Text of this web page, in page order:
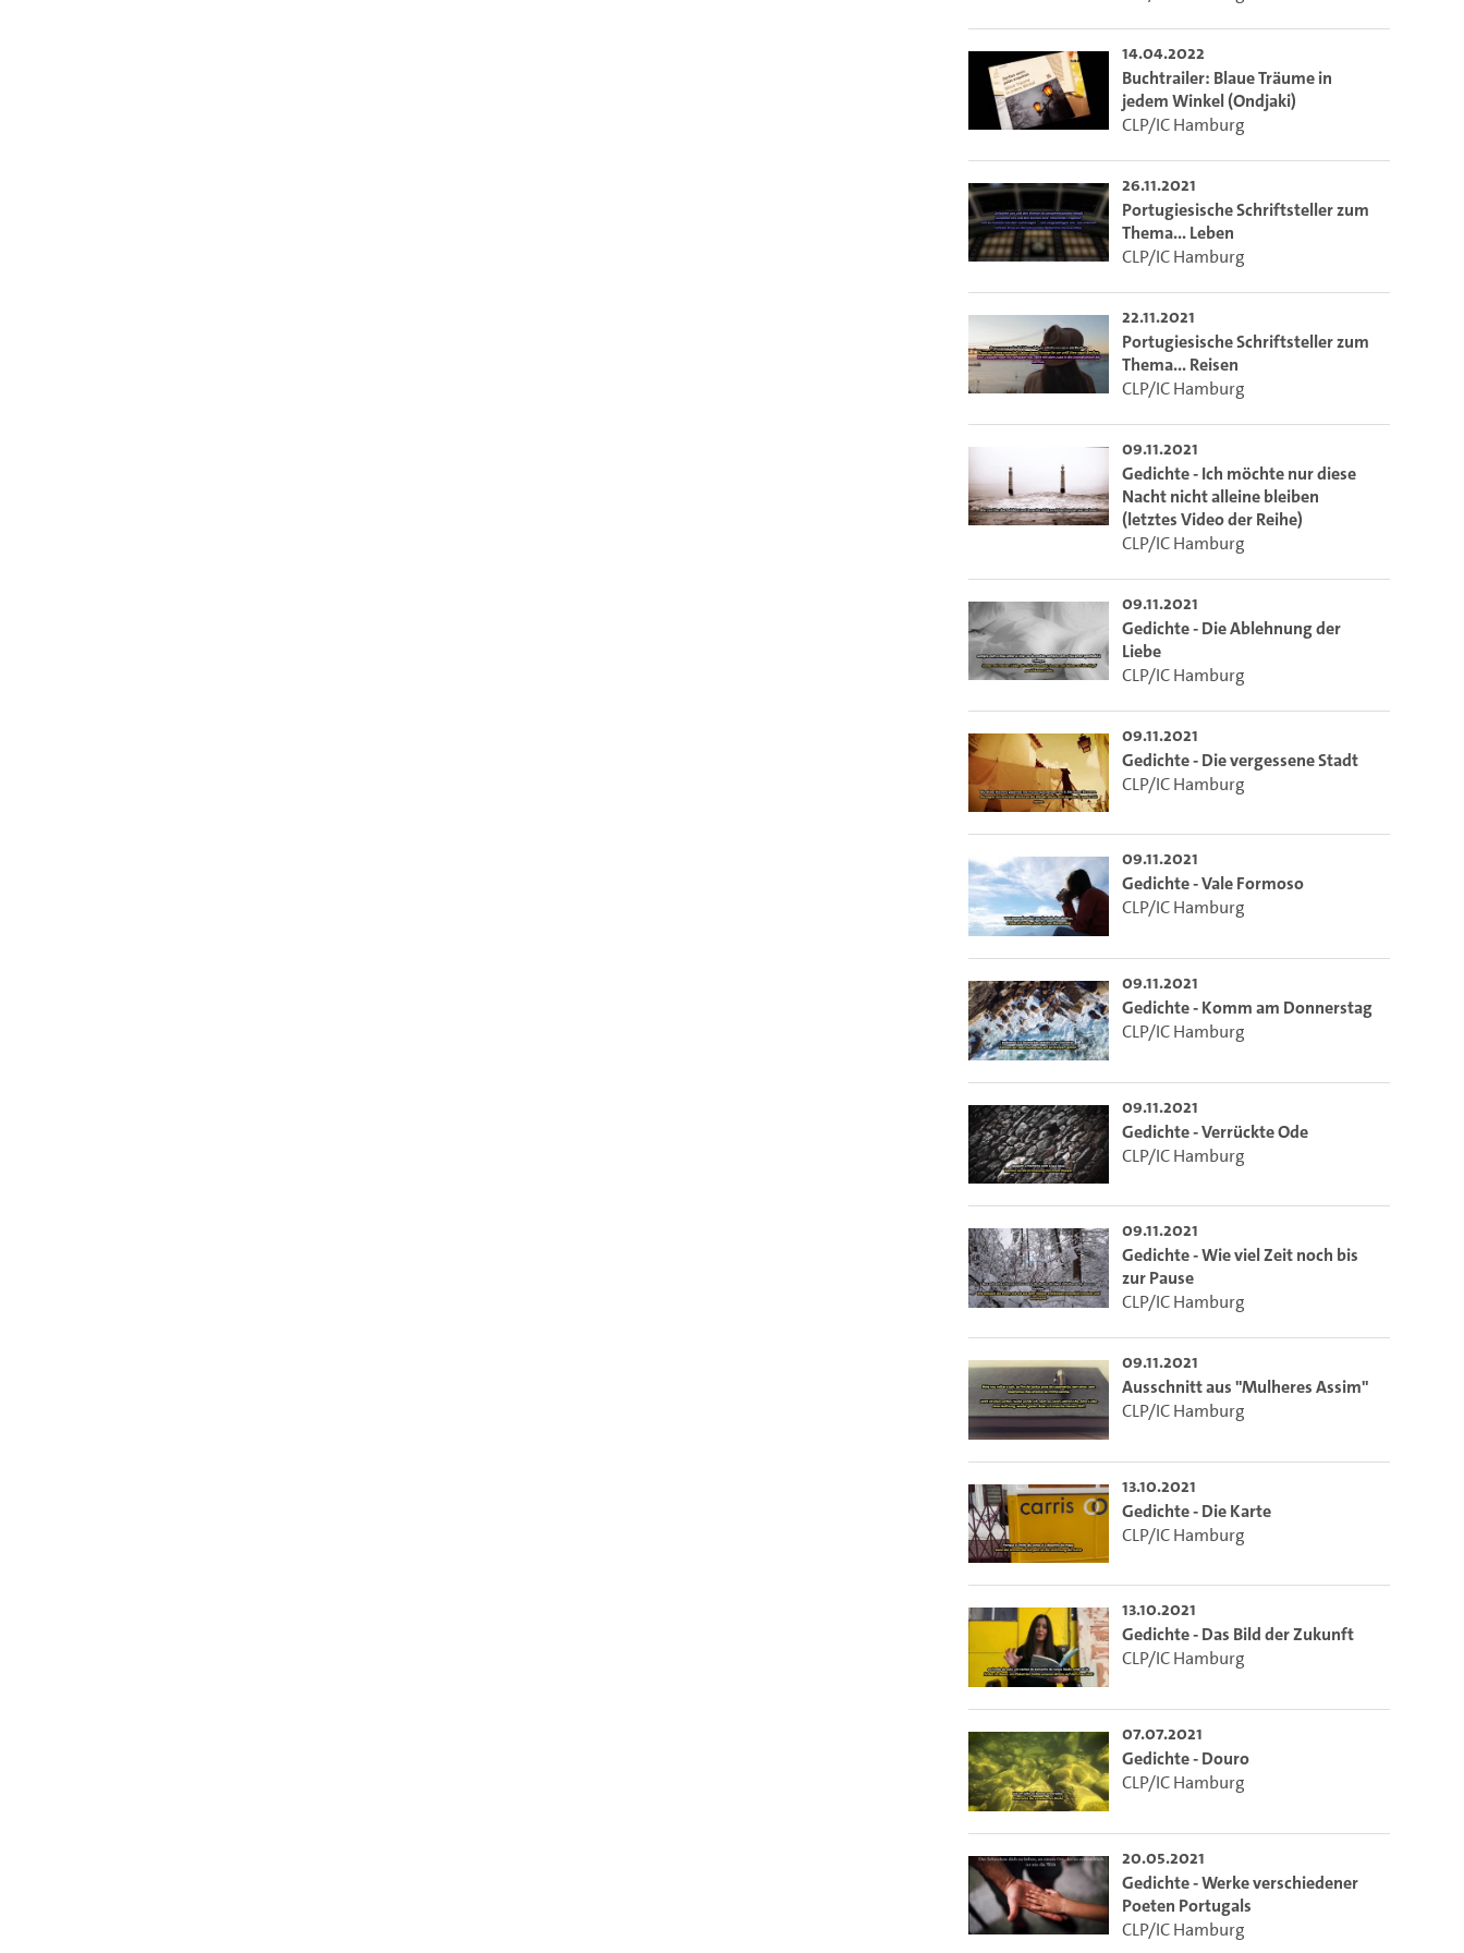
14.04.2022
Buchtrailer: Blaue Träume in
jedem Winkel (Ondjaki)
CLP/IC Hamburg
26.11.2021
Portugiesische Schriftsteller zum
Thema... Leben
CLP/IC Hamburg
22.11.2021
Portugiesische Schriftsteller zum
Thema... Reisen
CLP/IC Hamburg
09.11.2021
Gedichte - Ich möchte nur diese
Nacht nicht alleine bleiben
(letztes Video der Reihe)
CLP/IC Hamburg
09.11.2021
Gedichte - Die Ablehnung der
Liebe
CLP/IC Hamburg
09.11.2021
Gedichte - Die vergessene Stadt
CLP/IC Hamburg
09.11.2021
Gedichte - Vale Formoso
CLP/IC Hamburg
09.11.2021
Gedichte - Komm am Donnerstag
CLP/IC Hamburg
09.11.2021
Gedichte - Verrückte Ode
CLP/IC Hamburg
09.11.2021
Gedichte - Wie viel Zeit noch bis
zur Pause
CLP/IC Hamburg
09.11.2021
Ausschnitt aus "Mulheres Assim"
CLP/IC Hamburg
13.10.2021
Gedichte - Die Karte
CLP/IC Hamburg
13.10.2021
Gedichte - Das Bild der Zukunft
CLP/IC Hamburg
07.07.2021
Gedichte - Douro
CLP/IC Hamburg
20.05.2021
Gedichte - Werke verschiedener
Poeten Portugals
CLP/IC Hamburg